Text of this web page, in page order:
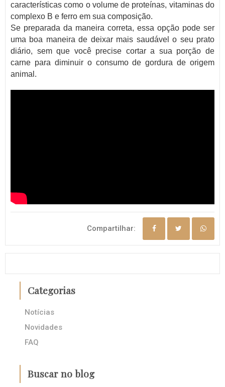
características como o volume de proteínas, vitaminas do
complexo B e ferro em sua composição.
Se preparada da maneira correta, essa opção pode ser
uma boa maneira de deixar mais saudável o seu prato
diário, sem que você precise cortar a sua porção de
carne para diminuir o consumo de gordura de origem
animal.
Compartilhar:
Categorias
Notícias
Novidades
FAQ
Buscar no blog